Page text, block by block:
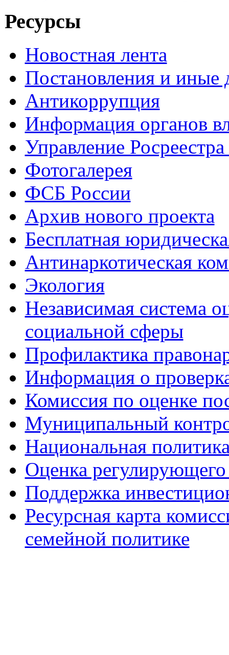
Ресурсы
Новостная лента
Постановления и иные
Антикоррупция
Информация органов
Управление
Фотогалерея
ФСБ России
Архив нового проекта
Бесплатная
Антинаркотическая
Экология
Независимая система
социальной сферы
Профилактика
Информация о
Комиссия по оценке
Муниципальный
Национальная
Оценка регулирующего
Поддержка
Ресурсная карта
семейной политике